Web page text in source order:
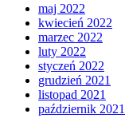
maj 2022
kwiecień 2022
marzec 2022
luty 2022
styczeń 2022
grudzień 2021
listopad 2021
październik 2021